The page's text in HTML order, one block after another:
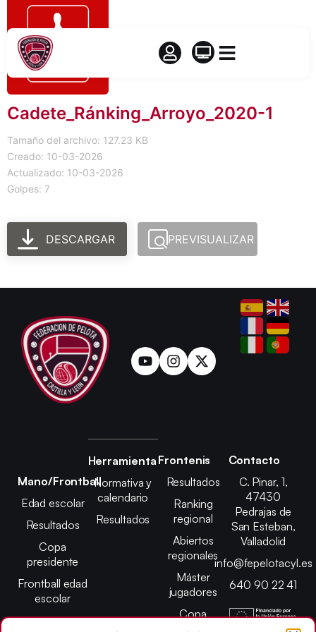
Cadete_Ránking_Arroyo_2020-1
Tamaño del archivo: 127.23 KB
Creado: 10-03-2026
Actualizado: 10-03-2026
Golpes: 7
DESCARGAR PREVISUALIZAR
Mano/Frontball
Edad escolar
Resultados
Copa
presidente
Frontball edad
escolar
Herramienta
Normativa y
calendario
Resultados
Frontenis
Resultados
Ranking
regional
Abiertos
regionales
Máster
jugadores
Copa
presidente
Contacto
C. Pinar, 1,
47430
Pedrajas de
San Esteban,
Valladolid
info@fepelotacyl.es
640 90 22 41